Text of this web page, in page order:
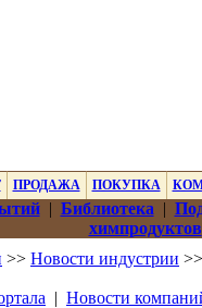
ПРОДАЖА ПОКУПКА
| Библиотека |
химпродуктов
>> Новости индустрии
| Новости